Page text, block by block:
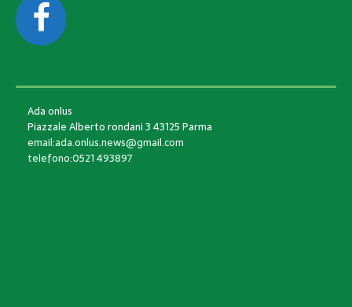
Ada onlus
Piazzale Alberto rondani 3 43125 Parma
email:ada.onlus.news@gmail.com
telefono:0521 493897